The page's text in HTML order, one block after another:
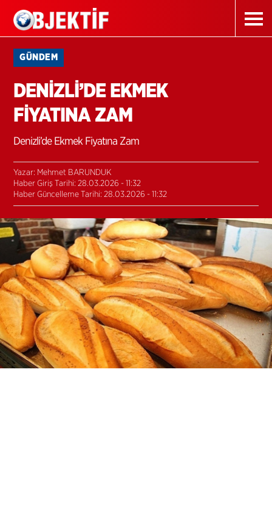
GÜNDEM
DENİZLİ’DE EKMEK
FİYATINA ZAM
Denizli’de Ekmek Fiyatına Zam
Yazar: Mehmet BARUNDUK
Haber Giriş Tarihi: 28.03.2026 - 11:32
Haber Güncelleme Tarihi: 28.03.2026 - 11:32